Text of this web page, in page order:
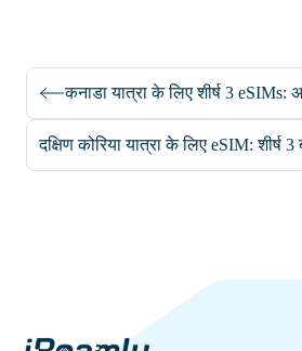
कनाडा यात्रा के लिए शीर्ष 3 eSIMs:
दक्षिण कोरिया यात्रा के लिए eSIM: शीर्ष